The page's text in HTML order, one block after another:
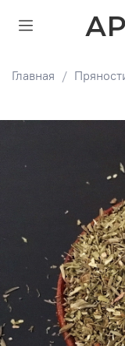
Главная